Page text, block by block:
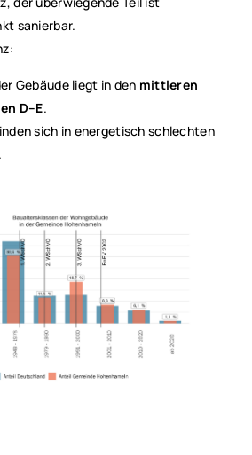
sanierbar.
Gebäude liegt in den mittleren
D–E.
sich in energetisch schlechten